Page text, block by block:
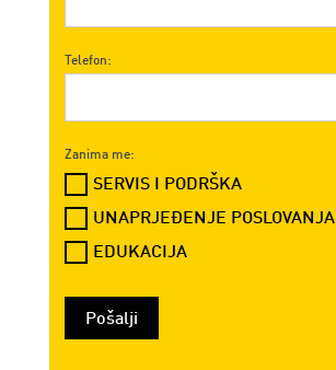
Telefon:
Zanima me:
SERVIS I PODRŠKA
UNAPRJEĐENJE POSLOVANJA
EDUKACIJA
Pošalji